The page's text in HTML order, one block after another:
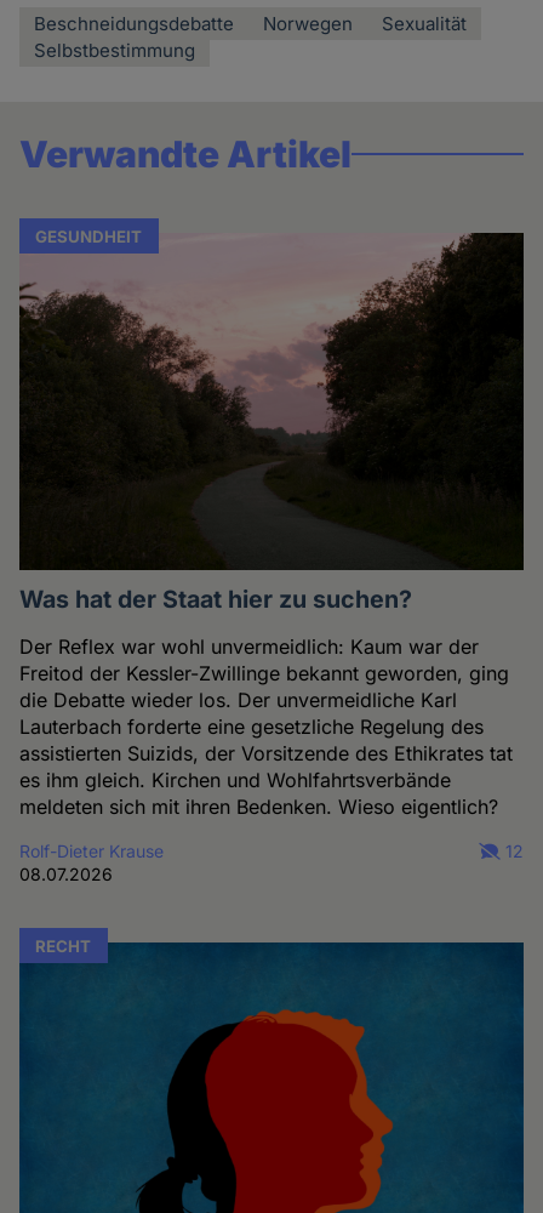
Beschneidungsdebatte Norwegen
Sexualität
Selbstbestimmung
Verwandte Artikel
GESUNDHEIT
Was hat der Staat hier zu suchen?
Der Reflex war wohl unvermeidlich: Kaum war der
Freitod der Kessler-Zwillinge bekannt geworden, ging
die Debatte wieder los. Der unvermeidliche Karl
Lauterbach forderte eine gesetzliche Regelung des
assistierten Suizids, der Vorsitzende des Ethikrates tat
es ihm gleich. Kirchen und Wohlfahrtsverbände
meldeten sich mit ihren Bedenken. Wieso eigentlich?
Rolf-Dieter Krause
08.07.2026
12
RECHT